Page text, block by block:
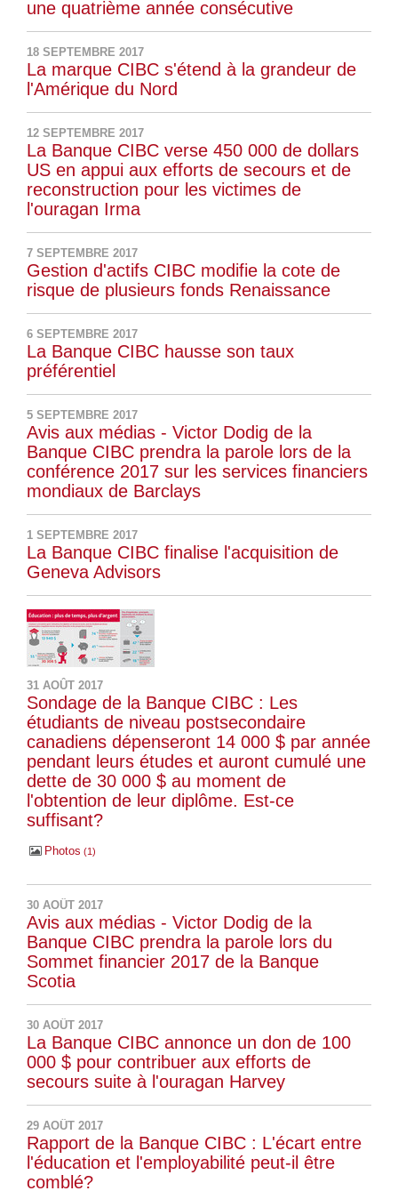
une quatrième année consécutive
18 SEPTEMBRE 2017
La marque CIBC s'étend à la grandeur de
l'Amérique du Nord
12 SEPTEMBRE 2017
La Banque CIBC verse 450 000 de dollars
US en appui aux efforts de secours et de
reconstruction pour les victimes de
l'ouragan Irma
7 SEPTEMBRE 2017
Gestion d'actifs CIBC modifie la cote de
risque de plusieurs fonds Renaissance
6 SEPTEMBRE 2017
La Banque CIBC hausse son taux
préférentiel
5 SEPTEMBRE 2017
Avis aux médias - Victor Dodig de la
Banque CIBC prendra la parole lors de la
conférence 2017 sur les services financiers
mondiaux de Barclays
1 SEPTEMBRE 2017
La Banque CIBC finalise l'acquisition de
Geneva Advisors
31 AOÛT 2017
Sondage de la Banque CIBC : Les
étudiants de niveau postsecondaire
canadiens dépenseront 14 000 $ par année
pendant leurs études et auront cumulé une
dette de 30 000 $ au moment de
l'obtention de leur diplôme. Est-ce
suffisant?
Photos 1
30 AOÛT 2017
Avis aux médias - Victor Dodig de la
Banque CIBC prendra la parole lors du
Sommet financier 2017 de la Banque
Scotia
30 AOÛT 2017
La Banque CIBC annonce un don de 100
000 $ pour contribuer aux efforts de
secours suite à l'ouragan Harvey
29 AOÛT 2017
Rapport de la Banque CIBC : L'écart entre
l'éducation et l'employabilité peut-il être
comblé?